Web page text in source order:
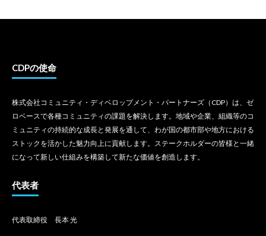
CDPの使命
株式会社コミュニティ・ディベロップメント・パートナーズ（CDP）は、ゼ
ロベースで各種コミュニティの課題を解決します。地域や企業、組織等のコ
ミュニティの持続的な成長と発展を通して、わが国の都市部や地方における
ストックを活かした魅力向上に貢献します。ステークホルダーの皆様と一緒
になって新しい仕組みを構築して新たな価値を創造します。
代表者
代表取締役 長本 光